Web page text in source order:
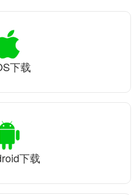
下载
下载